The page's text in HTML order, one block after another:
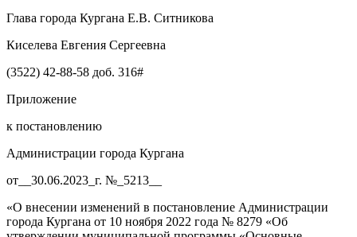
Глава города Кургана Е.В. Ситникова
Киселева Евгения Сергеевна
(3522) 42-88-58 доб. 316#
Приложение
к постановлению
Администрации города Кургана
от__30.06.2023_г. №_5213__
«О внесении изменений в постановление Администрации
города Кургана от 10 ноября 2022 года № 8279 «Об